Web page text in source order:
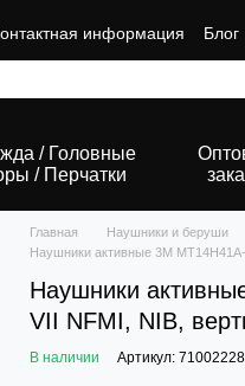
информация Блог
/ Головные
/ Перчатки
Главная Наушники и беруши
Наушники активные 3M
Наушники
VII NFMI, NIB,
В наличии Артикул: